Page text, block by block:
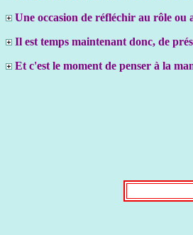
Une occasion de réfléchir au rôle ou
Il est temps maintenant donc, de
Et c'est le moment de penser à la